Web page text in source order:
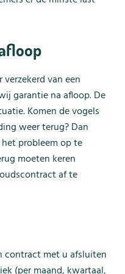
van een
garantie na afloop. De
Komen de vogels
weer terug? Dan
probleem op te
moeten keren
af te
contract met u afsluiten